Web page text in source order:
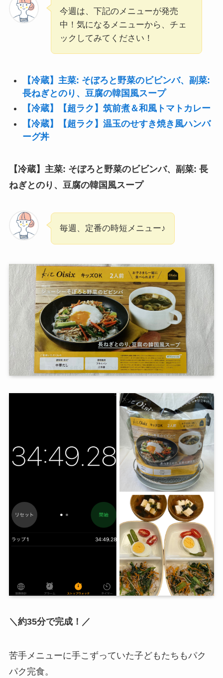
今週は、下記のメニューが発売
中！気になるメニューから、チェ
ックしてみてください！
【冷蔵】主菜: そぼろと野菜のビビンバ、副菜:
長ねぎとのり、豆腐の韓国風スープ
【冷蔵】
【超ラク】筑前煮＆和風トマトカレー
【冷蔵】【超ラク】温玉のせすき焼き風ハンバ
ーグ丼
【冷蔵】 主菜: そぼろと野菜のビビンバ、 副菜: 長
ねぎとのり、豆腐の韓国風スープ
毎週、定番の時短メニュー♪
＼約35分で完成！／
苦手メニューに手こずっていた子どもたちもパク
パク完食。